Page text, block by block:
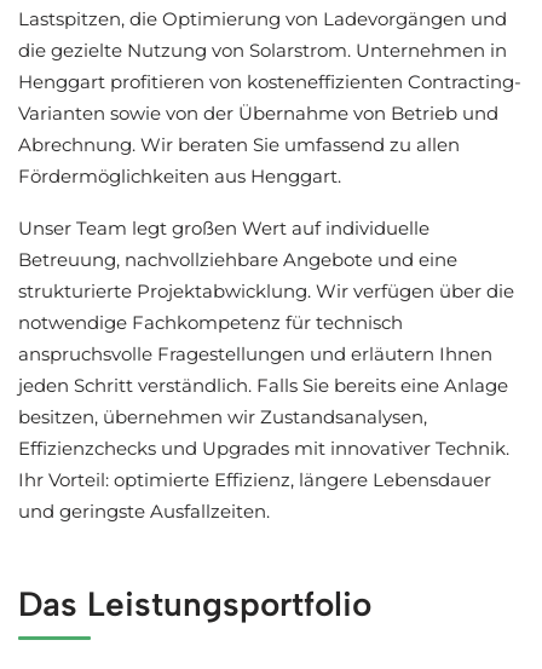
Lastspitzen, die Optimierung von Ladevorgängen und
die gezielte Nutzung von Solarstrom. Unternehmen in
Henggart profitieren von kosteneffizienten Contracting-
Varianten sowie von der Übernahme von Betrieb und
Abrechnung. Wir beraten Sie umfassend zu allen
Fördermöglichkeiten aus Henggart.
Unser Team legt großen Wert auf individuelle
Betreuung, nachvollziehbare Angebote und eine
strukturierte Projektabwicklung. Wir verfügen über die
notwendige Fachkompetenz für technisch
anspruchsvolle Fragestellungen und erläutern Ihnen
jeden Schritt verständlich. Falls Sie bereits eine Anlage
besitzen, übernehmen wir Zustandsanalysen,
Effizienzchecks und Upgrades mit innovativer Technik.
Ihr Vorteil: optimierte Effizienz, längere Lebensdauer
und geringste Ausfallzeiten.
Das Leistungsportfolio